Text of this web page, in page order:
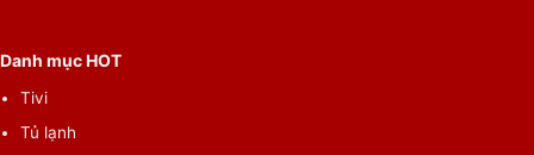
Danh mục HOT
Tivi
Tủ lạnh